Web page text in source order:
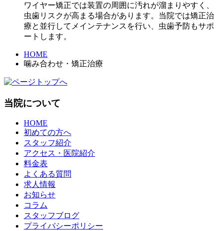
ワイヤー矯正では装置の周囲に汚れが溜まりやすく、
虫歯リスクが高まる場合があります。当院では矯正治
療と並行してメインテナンスを行い、虫歯予防もサポ
ートします。
HOME
噛み合わせ・矯正治療
当院について
HOME
初めての方へ
スタッフ紹介
アクセス・医院紹介
料金表
よくある質問
求人情報
お知らせ
コラム
スタッフブログ
プライバシーポリシー